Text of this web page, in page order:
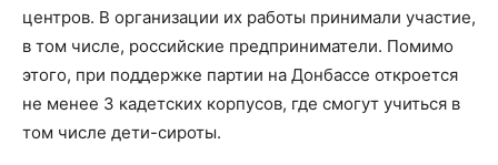
центров. В организации их работы принимали участие,
в том числе, российские предприниматели. Помимо
этого, при поддержке партии на Донбассе откроется
не менее 3 кадетских корпусов, где смогут учиться в
том числе дети-сироты.